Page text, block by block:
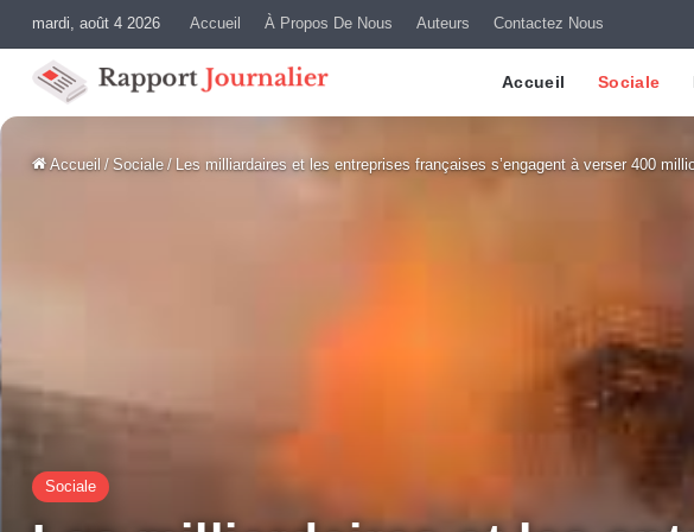
mardi, août 4 2026 Accueil À Propos De Nous Auteurs Contactez Nous
Accueil Sociale
Accueil / Sociale / Les milliardaires et les entreprises françaises s’engagent à verser 400
Sociale